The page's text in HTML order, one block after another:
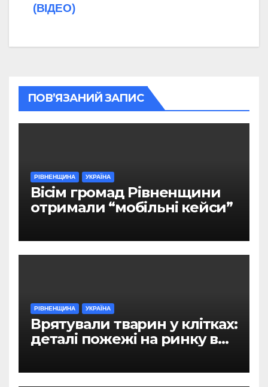
(ВІДЕО)
ПОВ’ЯЗАНИЙ ЗАПИС
РІВНЕНЩИНА УКРАЇНА
Вісім громад Рівненщини
отримали “мобільні кейси”
РІВНЕНЩИНА УКРАЇНА
Врятували тварин у клітках:
деталі пожежі на ринку в